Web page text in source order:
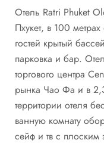
Отель Ratri Phuket
Пхукет, в 100
гостей крытый
парковка и бар.
торгового центра
рынка Чао Фа и в
территории отеля
ванную комнату
сейф и тв с